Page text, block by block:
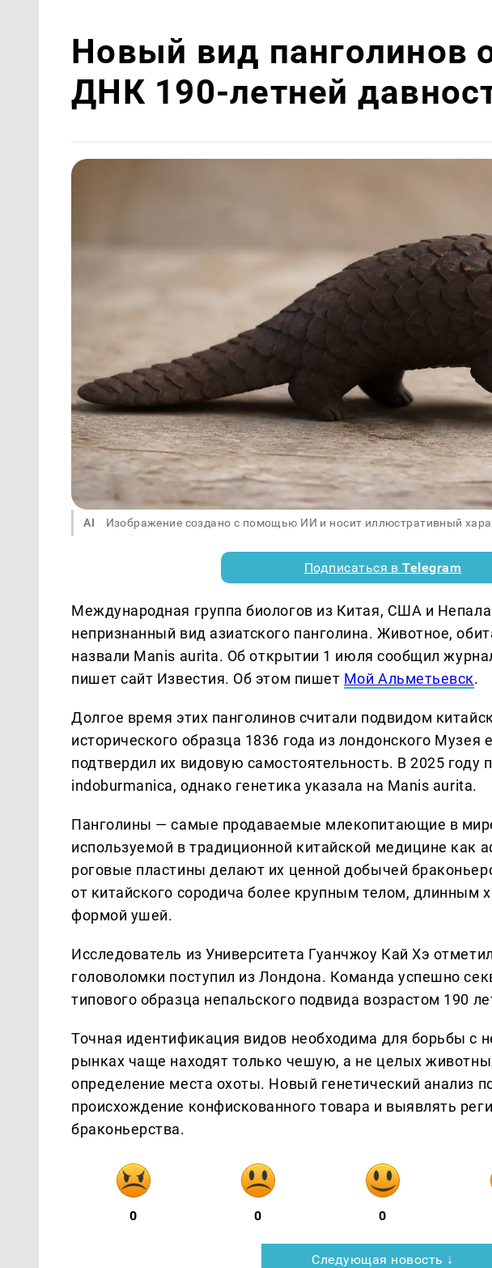
Новый вид панголинов
ДНК 190-летней
AI Изображение создано с помощью ИИ и носит иллюстративный
Подписаться вTelegram
Международная группа биологов из Китая, США и
непризнанный вид азиатского панголина. Животное,
назвали Manis aurita. Об открытии 1 июля сообщил
пишет сайт Известия. Об этом пишет Мой Альметьевск.
Долгое время этих панголинов считали подвидом
исторического образца 1836 года из лондонского Музея
подтвердил их видовую самостоятельность. В 2025 году
indoburmanica, однако генетика указала на Manis aurita.
Панголины — самые продаваемые млекопитающие в
используемой в традиционной китайской медицине как
роговые пластины делают их ценной добычей
от китайского сородича более крупным телом, длинным
формой ушей.
Исследователь из Университета Гуанчжоу Кай Хэ
головоломки поступил из Лондона. Команда успешно
типового образца непальского подвида возрастом 190
Точная идентификация видов необходима для борьбы с
рынках чаще находят только чешую, а не целых
определение места охоты. Новый генетический анализ
происхождение конфискованного товара и выявлять
браконьерства.
0 0 0
Следующая новость ↓